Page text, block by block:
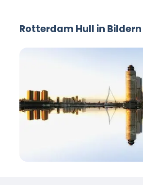
Rotterdam Hull in Bildern